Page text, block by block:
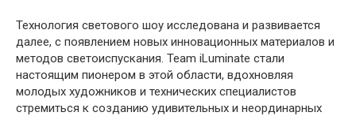
Технология светового шоу исследована и развивается
далее, с появлением новых инновационных материалов и
методов светоиспускания. Team iLuminate стали
настоящим пионером в этой области, вдохновляя
молодых художников и технических специалистов
стремиться к созданию удивительных и неординарных